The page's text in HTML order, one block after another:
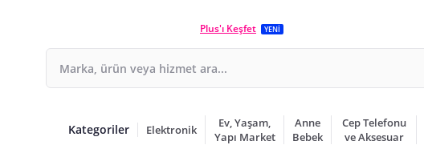
Plus'ı Keşfet YENİ
Kategoriler Elektronik
Ev, Yaşam,
Yapı Market
Anne
Bebek
Cep Telefonu
ve Aksesuar